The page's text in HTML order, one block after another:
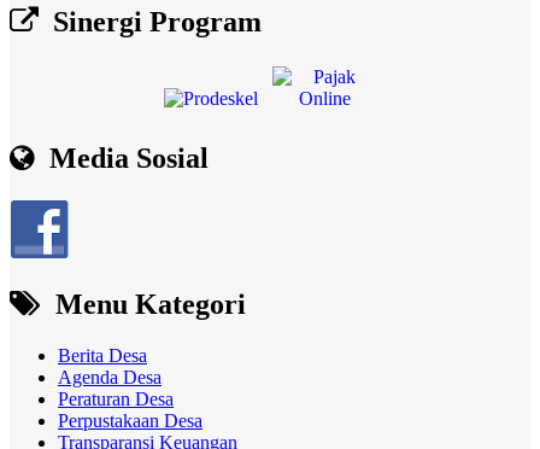
Sinergi Program
Media Sosial
Menu Kategori
Berita Desa
Agenda Desa
Peraturan Desa
Perpustakaan Desa
Transparansi Keuangan